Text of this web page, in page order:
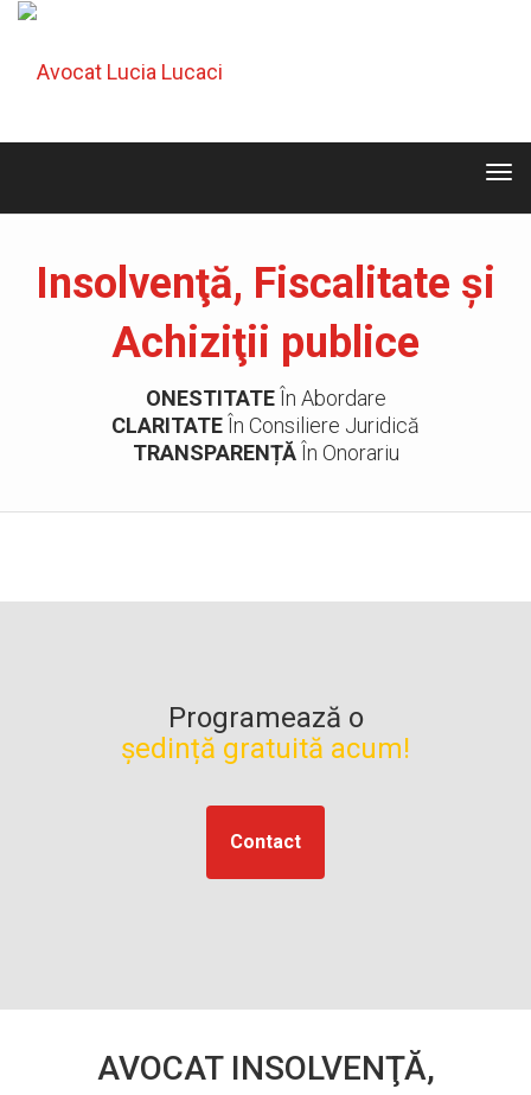
Insolvenţă, Fiscalitate şi
Achiziţii publice
ONESTITATEÎn Abordare
CLARITATE În Consiliere Juridică
TRANSPARENȚĂÎn Onorariu
Programează o
ședință gratuită acum!
Contact
AVOCAT INSOLVENŢĂ,